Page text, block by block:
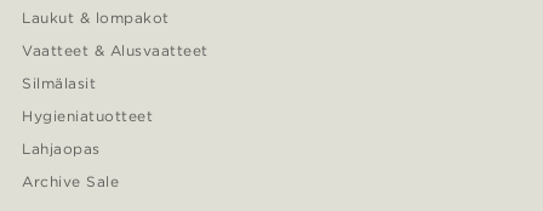
Laukut & lompakot
Vaatteet & Alusvaatteet
Silmälasit
Hygieniatuotteet
Lahjaopas
Archive Sale